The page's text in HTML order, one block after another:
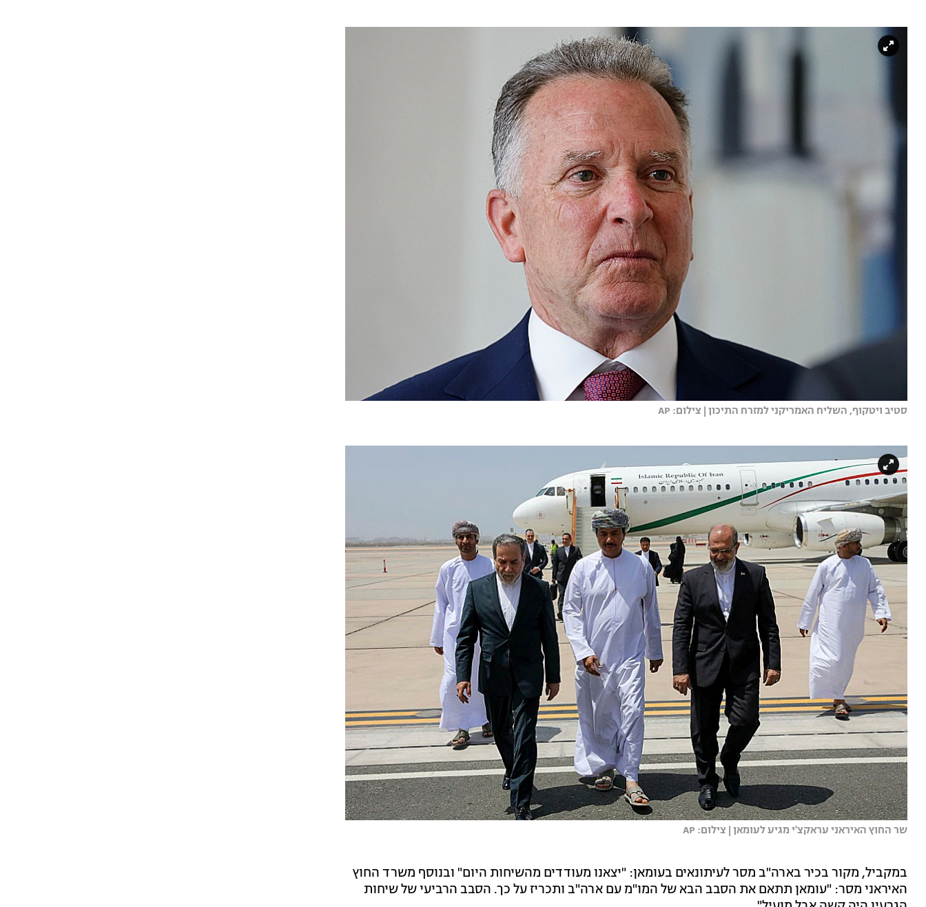
סטיב ויטקוף, השליח האמריקני למזרח התיכון | צילום: AP
שר החוץ האיראני עראקצ'י מגיע לעומאן | צילום: AP
במקביל, מקור בכיר בארה"ב מסר לעיתונאים בעומאן: "יצאנו מעודדים מהשיחות היום" ובנוסף משרד החוץ
האיראני מסר: "עומאן תתאם את הסבב הבא של המו"מ עם ארה"ב ותכריז על כך. הסבב הרביעי של שיחות